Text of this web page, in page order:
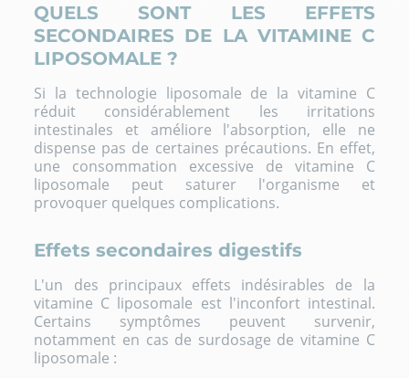
QUELS SONT LES EFFETS
SECONDAIRES DE LA VITAMINE C
LIPOSOMALE ?
Si la technologie liposomale de la vitamine C
réduit considérablement les irritations
intestinales et améliore l'absorption, elle ne
dispense pas de certaines précautions. En effet,
une consommation excessive de vitamine C
liposomale peut saturer l'organisme et
provoquer quelques complications.
Effets secondaires digestifs
L'un des principaux effets indésirables de la
vitamine C liposomale est l'inconfort intestinal.
Certains symptômes peuvent survenir,
notamment en cas de surdosage de vitamine C
liposomale :